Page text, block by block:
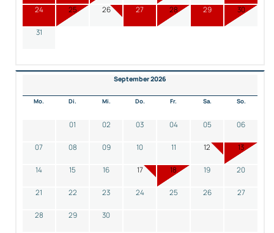
24 25 26 27 28 29 30
31
September 2026
Mo. Di. Mi. Do. Fr. Sa. So.
01 02 03 04 05 06
07 08 09 10 11 12 13
14 15 16 17 18 19 20
21 22 23 24 25 26 27
28 29 30